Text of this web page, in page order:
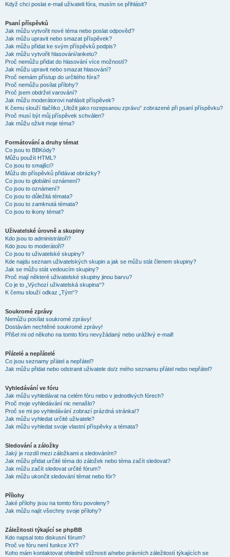
Když chci poslat e-mail uživateli fóra, musím se přihlásit?
Psaní příspěvků
Jak můžu vytvořit nové téma nebo poslat odpověď?
Jak můžu upravit nebo smazat příspěvek?
Jak můžu přidat ke svým příspěvků podpis?
Jak můžu vytvořit hlasování/anketu?
Proč nemůžu přidat do hlasování více možností?
Jak můžu upravit nebo smazat hlasování?
Proč nemám přístup do určitého fóra?
Proč nemůžu posílat přílohy?
Proč jsem obdržel varování?
Jak můžu moderátorovi nahlásit příspěvek?
K čemu slouží tlačítko „Uložit jako rozepsanou zprávu“ zobrazené při psaní příspěvku?
Proč musí být můj příspěvek schválen?
Jak můžu oživit moje téma?
Formátování a druhy témat
Co jsou to BBKódy?
Můžu použít HTML?
Co jsou to smajlíci?
Můžu do příspěvků přidávat obrázky?
Co jsou to globální oznámení?
Co jsou to oznámení?
Co jsou to důležitá témata?
Co jsou to zamknutá témata?
Co jsou to ikony témat?
Uživatelské úrovně a skupiny
Kdo jsou to administrátoři?
Kdo jsou to moderátoři?
Co jsou to uživatelské skupiny?
Kde najdu seznam uživatelských skupin a jak se můžu stát členem skupiny?
Jak se můžu stát vedoucím skupiny?
Proč mají některé uživatelské skupiny jinou barvu?
Co je to „Výchozí uživatelská skupina“?
K čemu slouží odkaz „Tým“?
Soukromé zprávy
Nemůžu posílat soukromé zprávy!
Dostávám nechtěné soukromé zprávy!
Přišel mi od někoho na tomto fóru nevyžádaný nebo urážlivý e-mail!
Přátelé a nepřátelé
Co jsou seznamy přátel a nepřátel?
Jak můžu přidat nebo odstranit uživatele do/z mého seznamu přátel nebo nepřátel?
Vyhledávání ve fóru
Jak můžu vyhledávat na celém fóru nebo v jednotlivých fórech?
Proč moje vyhledávání nic nenašlo?
Proč se mi po vyhledávání zobrazí prázdná stránka!?
Jak můžu vyhledat určité uživatele?
Jak můžu vyhledat svoje vlastní příspěvky a témata?
Sledování a záložky
Jaký je rozdíl mezi záložkami a sledováním?
Jak můžu přidat určité téma do záložek nebo téma začít sledovat?
Jak můžu začít sledovat určité fórum?
Jak můžu ukončit sledování témat nebo fór?
Přílohy
Jaké přílohy jsou na tomto fóru povoleny?
Jak můžu najít všechny svoje přílohy?
Záležitosti týkající se phpBB
Kdo napsal toto diskusní fórum?
Proč ve fóru není funkce XY?
Koho mám kontaktovat ohledně stížnosti a/nebo právních záležitostí týkajících se